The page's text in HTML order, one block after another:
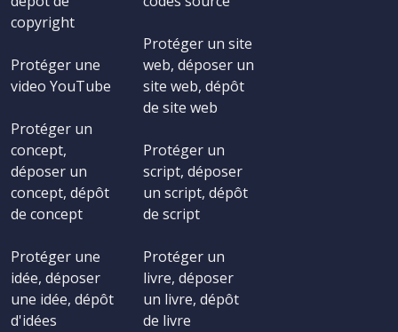
copyright
Protéger une
video YouTube
Protéger un
concept,
déposer un
concept, dépôt
de concept
Protéger une
idée, déposer
une idée, dépôt
d'idées
Protéger un site
web, déposer un
site web, dépôt
de site web
Protéger un
script, déposer
un script, dépôt
de script
Protéger un
livre, déposer
un livre, dépôt
de livre